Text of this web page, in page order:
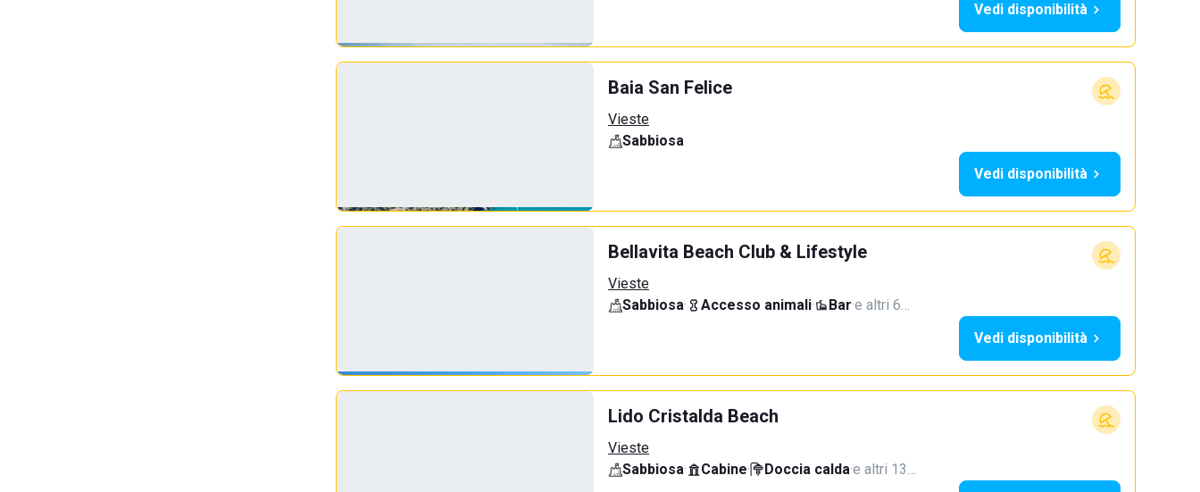
Vedi disponibilità
Baia San Felice
Vieste
Sabbiosa
Vedi disponibilità
Bellavita Beach Club & Lifestyle
Vieste
Sabbiosa· Accesso animali· Bar·e altri 6…
Vedi disponibilità
Lido Cristalda Beach
Vieste
Sabbiosa· Cabine· Doccia calda·e altri 13…